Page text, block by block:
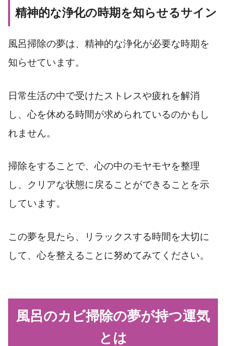
精神的な浄化の時期を知らせるサイン
風呂掃除の夢は、精神的な浄化が必要な時期を
知らせています。
日常生活の中で受けたストレスや疲れを解消
し、心を休める時間が求められているのかもし
れません。
掃除をすることで、心の中のモヤモヤを整理
し、クリアな状態に戻ることができることを示
しています。
この夢を見たら、リラックスする時間を大切に
して、心を整えることに努めてみてください。
風呂のカビ掃除の夢が持つ運気
とは